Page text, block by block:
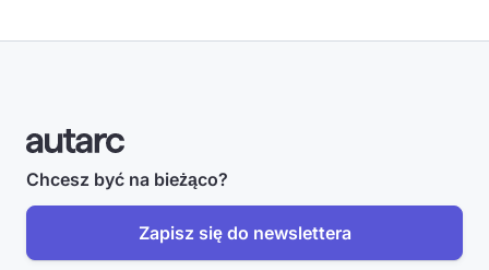
Chcesz być na bieżąco?
Zapisz się do newslettera